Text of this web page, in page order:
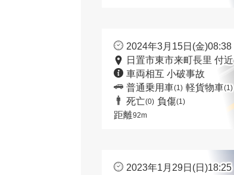
2024年3月15日(金)08:38
日置市東市来町長里 付近
車両相互 小破事故
普通乗用車(1) 軽貨物車(1)
死亡(0) 負傷(1)
距離92m
2023年1月29日(日)18:25